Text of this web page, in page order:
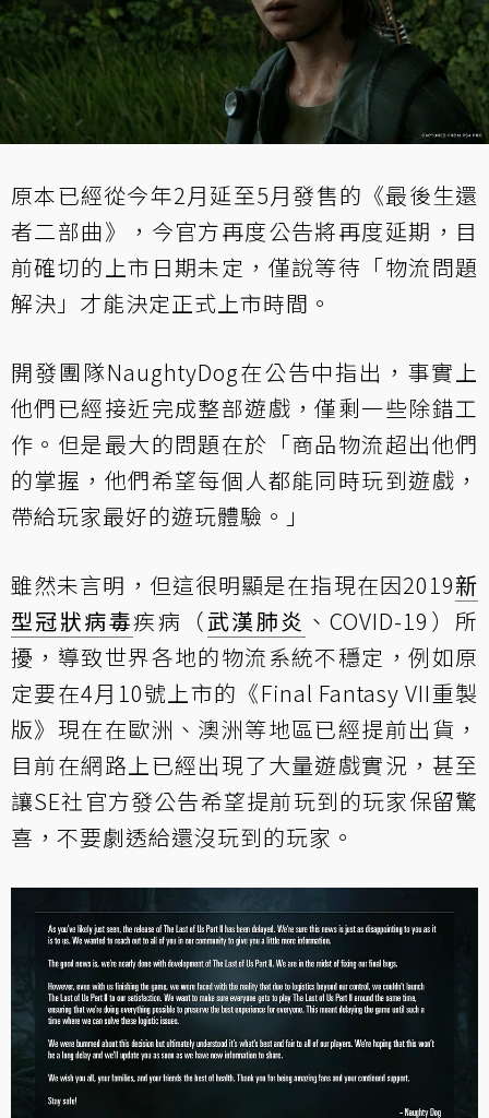
原本已經從今年2月延至5月發售的《最後生還
者二部曲》，今官方再度公告將再度延期，目
前確切的上市日期未定，僅說等待「物流問題
解決」才能決定正式上市時間。
開發團隊NaughtyDog在公告中指出 ，事實上
他們已經接近完成整部遊戲，僅剩一些除錯工
作。但是最大的問題在於「商品物流超出他們
的掌握，他們希望每個人都能同時玩到遊戲，
帶給玩家最好的遊玩體驗。」
雖然未言明，但這很明顯是在指現在因2019新
型冠狀病毒疾病（武漢肺炎 、COVID-19）所
擾，導致世界各地的物流系統不穩定，例如原
定要在4月10號上市的《Final Fantasy VII重製
版》現在在歐洲、澳洲等地區已經提前出貨，
目前在網路上已經出現了大量遊戲實況，甚至
讓SE社官方發公告希望提前玩到的玩家保留驚
喜，不要劇透給還沒玩到的玩家。